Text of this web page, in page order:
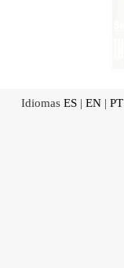
Idiomas ES | EN | PT